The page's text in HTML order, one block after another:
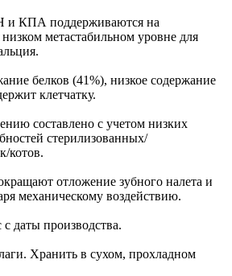
и КПА поддерживаются на
метастабильном уровне для
белков (41%), низкое содержание
клетчатку.
составлено с учетом низких
стерилизованных/
котов.
отложение зубного налета и
механическому воздействию.
даты производства.
Хранить в сухом, прохладном